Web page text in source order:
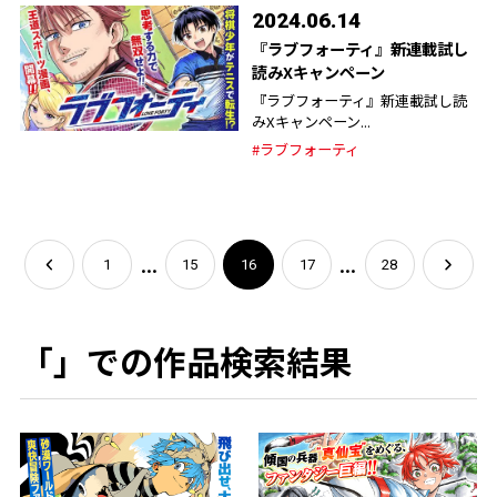
2024.06.14
『ラブフォーティ』新連載試し
読みXキャンペーン
『ラブフォーティ』新連載試し読
みXキャンペーン...
#ラブフォーティ
1 ... 15 16 17 ... 28
「」での作品検索結果